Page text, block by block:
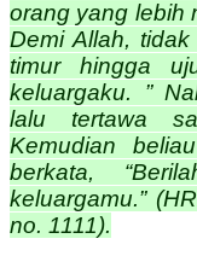
orang yang lebih
Demi Allah,
timur hingga
keluargaku. ”
lalu tertawa
Kemudian
berkata,
keluargamu.”
no. 1111).